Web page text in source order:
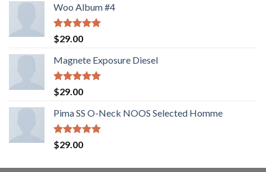
Woo Album #4
Valorado
con
de 5
$29.00
Magnete Exposure Diesel
Valorado
con
de 5
$29.00
Pima SS O-Neck NOOS Selected Homme
Valorado
con
$29.00